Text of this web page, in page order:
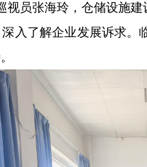
视员张海玲，仓储设施
入了解企业发展诉求